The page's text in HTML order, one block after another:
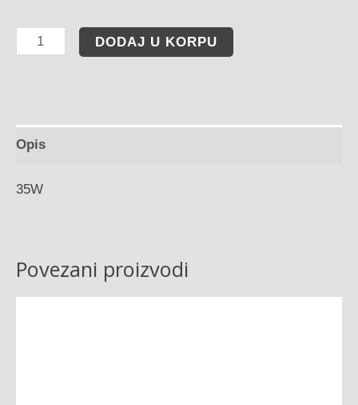
DODAJ U KORPU
Opis
35W
Povezani proizvodi